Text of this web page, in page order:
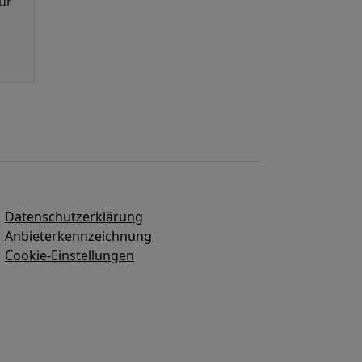
Datenschutzerklärung
Anbieterkennzeichnung
Cookie-Einstellungen